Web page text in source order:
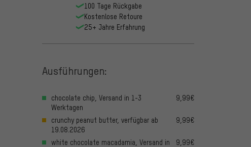
100 Tage Rückgabe
Kostenlose Retoure
25+ Jahre Erfahrung
Ausführungen:
chocolate chip, Versand in 1-3
Werktagen
9,99€
crunchy peanut butter, verfügbar ab
19.08.2026
9,99€
white chocolate macadamia, Versand in
9,99€